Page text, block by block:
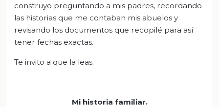
construyo preguntando a mis padres, recordando
las historias que me contaban mis abuelos y
revisando los documentos que recopilé para así
tener fechas exactas.
Te invito a que la leas.
Mi historia familiar.